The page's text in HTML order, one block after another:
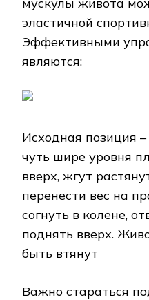
эластичной
Эффективными
являются:
Исходная позиция
чуть шире уровня
вверх, жгут
перенести вес на
согнуть в колене,
поднять вверх.
быть втянут
Важно стараться